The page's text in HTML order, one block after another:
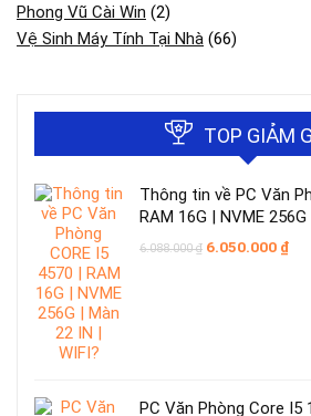
Phong Vũ Cài Win (2)
Vệ Sinh Máy Tính Tại Nhà (66)
TOP GIẢM
Thông tin về PC Văn
RAM 16G | NVME
6.088.000₫ Giá
6.050.000 ₫Giá
PC Văn Phòng Core I5